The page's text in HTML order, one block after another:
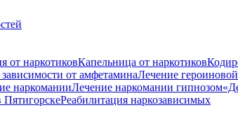
от наркотиковКапельница от наркотиков
от амфетаминаЛечение
наркоманииЛечение наркомании гипнозом
Реабилитация наркозависимых